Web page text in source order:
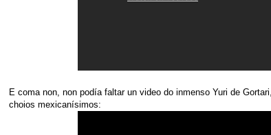
E coma non, non podía faltar un video do inmenso Yuri de
choios mexicanísimos: